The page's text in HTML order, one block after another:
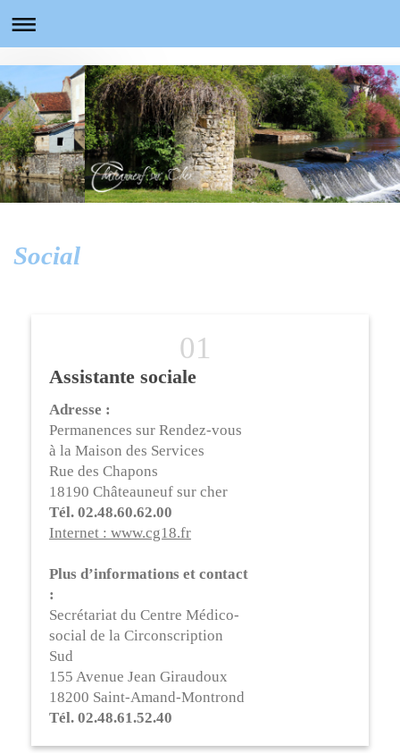
Social
Assistante sociale
Adresse :
Permanences sur Rendez-vous
à la Maison des Services
Rue des Chapons
18190 Châteauneuf sur cher
Tél. 02.48.60.62.00
Internet : www.cg18.fr
Plus d’informations et contact
:
Secrétariat du Centre Médico-
social de la Circonscription
Sud
155 Avenue Jean Giraudoux
18200 Saint-Amand-Montrond
Tél. 02.48.61.52.40